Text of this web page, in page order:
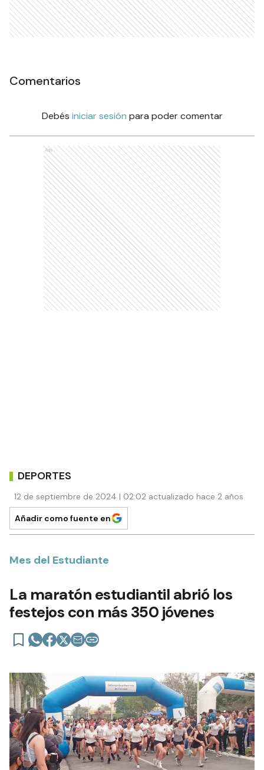
Comentarios
Debés iniciar sesión para poder comentar
Ads
DEPORTES
12 de septiembre de 2024 | 02:02 actualizado hace 2 años
Añadir como fuente en
Mes del Estudiante
La maratón estudiantil abrió los
festejos con más 350 jóvenes